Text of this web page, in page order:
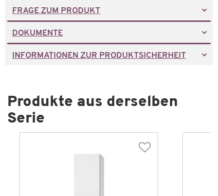
FRAGE ZUM PRODUKT
DOKUMENTE
INFORMATIONEN ZUR PRODUKTSICHERHEIT
Produkte aus derselben
Serie